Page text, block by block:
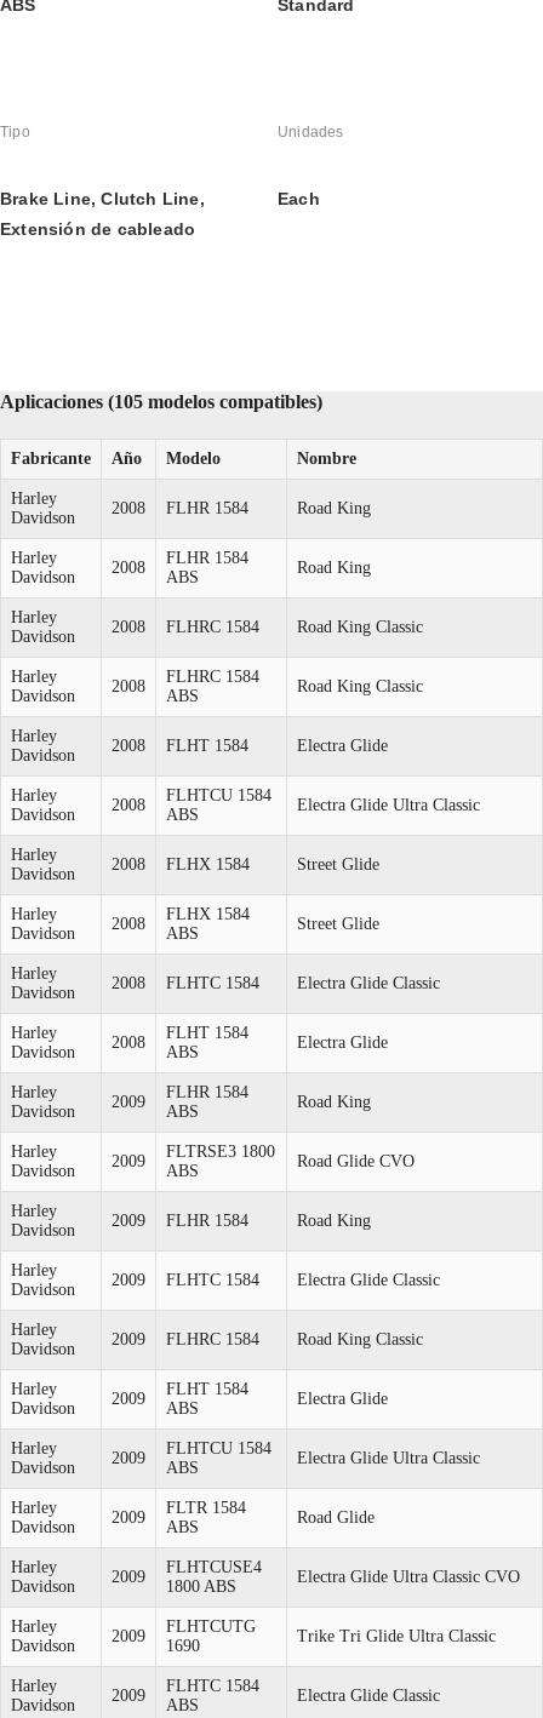
ABS Standard
Tipo
Brake Line, Clutch Line,
Extensión de cableado
Unidades
Each
Aplicaciones (105 modelos compatibles)
Fabricante Año Modelo Nombre
Harley
Davidson
2008 FLHR 1584 Road King
Harley
Davidson
2008
FLHR 1584
ABS
Road King
Harley
Davidson
2008 FLHRC 1584 Road King Classic
Harley
Davidson
2008
FLHRC 1584
ABS
Road King Classic
Harley
Davidson
2008 FLHT 1584 Electra Glide
Harley
Davidson
2008
FLHTCU 1584
ABS
Electra Glide Ultra Classic
Harley
Davidson
2008 FLHX 1584 Street Glide
Harley
Davidson
2008
FLHX 1584
ABS
Street Glide
Harley
Davidson
2008 FLHTC 1584 Electra Glide Classic
Harley
Davidson
2008
FLHT 1584
ABS
Electra Glide
Harley
Davidson
2009
FLHR 1584
ABS
Road King
Harley
Davidson
2009
FLTRSE3 1800
ABS
Road Glide CVO
Harley
Davidson
2009 FLHR 1584 Road King
Harley
Davidson
2009 FLHTC 1584 Electra Glide Classic
Harley
Davidson
2009 FLHRC 1584 Road King Classic
Harley
Davidson
2009
FLHT 1584
ABS
Electra Glide
Harley
Davidson
2009
FLHTCU 1584
ABS
Electra Glide Ultra Classic
Harley
Davidson
2009
FLTR 1584
ABS
Road Glide
Harley
Davidson
2009
FLHTCUSE4
1800 ABS
Electra Glide Ultra Classic CVO
Harley
Davidson
2009
FLHTCUTG
1690
Trike Tri Glide Ultra Classic
Harley
Davidson
2009
FLHTC 1584
ABS
Electra Glide Classic